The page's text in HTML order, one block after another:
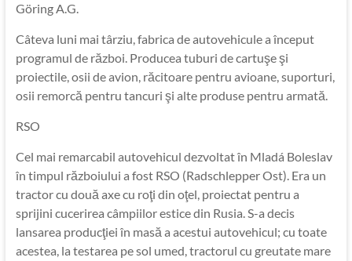
Göring A.G.
Câteva luni mai târziu, fabrica de autovehicule a început
programul de război. Producea tuburi de cartuşe şi
proiectile, osii de avion, răcitoare pentru avioane, suporturi,
osii remorcă pentru tancuri şi alte produse pentru armată.
RSO
Cel mai remarcabil autovehicul dezvoltat în Mladá Boleslav
în timpul războiului a fost RSO (Radschlepper Ost). Era un
tractor cu două axe cu roţi din oţel, proiectat pentru a
sprijini cucerirea câmpiilor estice din Rusia. S-a decis
lansarea producţiei în masă a acestui autovehicul; cu toate
acestea, la testarea pe sol umed, tractorul cu greutate mare